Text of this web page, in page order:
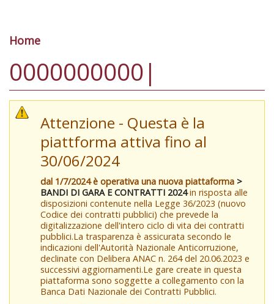
Tu sei qui
Home
0000000000|
Attenzione - Questa è la
piattforma attiva fino al
30/06/2024
dal 1/7/2024 è operativa una nuova piattaforma >
BANDI DI GARA E CONTRATTI 2024in risposta alle
disposizioni contenute nella Legge 36/2023 (nuovo
Codice dei contratti pubblici) che prevede la
digitalizzazione dell'intero ciclo di vita dei contratti
pubblici.La trasparenza è assicurata secondo le
indicazioni dell'Autorità Nazionale Anticorruzione,
declinate con Delibera ANAC n. 264 del 20.06.2023 e
successivi aggiornamenti.Le gare create in questa
piattaforma sono soggette a collegamento con la
Banca Dati Nazionale dei Contratti Pubblici.